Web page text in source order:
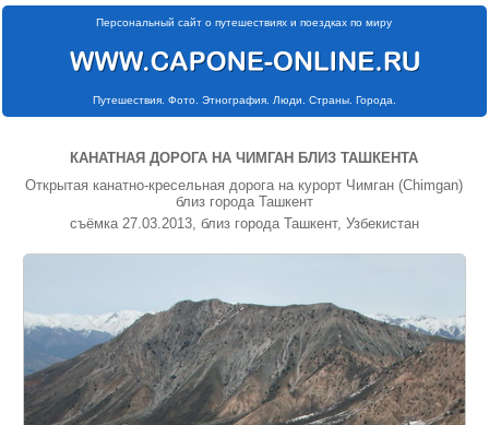
Персональный сайт о путешествиях и поездках по миру
Путешествия. Фото. Этнография. Люди. Страны. Города.
КАНАТНАЯ ДОРОГА НА ЧИМГАН БЛИЗ ТАШКЕНТА
Открытая канатно-кресельная дорога на курорт Чимган (Chimgan)
близ города Ташкент
съёмка 27.03.2013, близ города Ташкент, Узбекистан